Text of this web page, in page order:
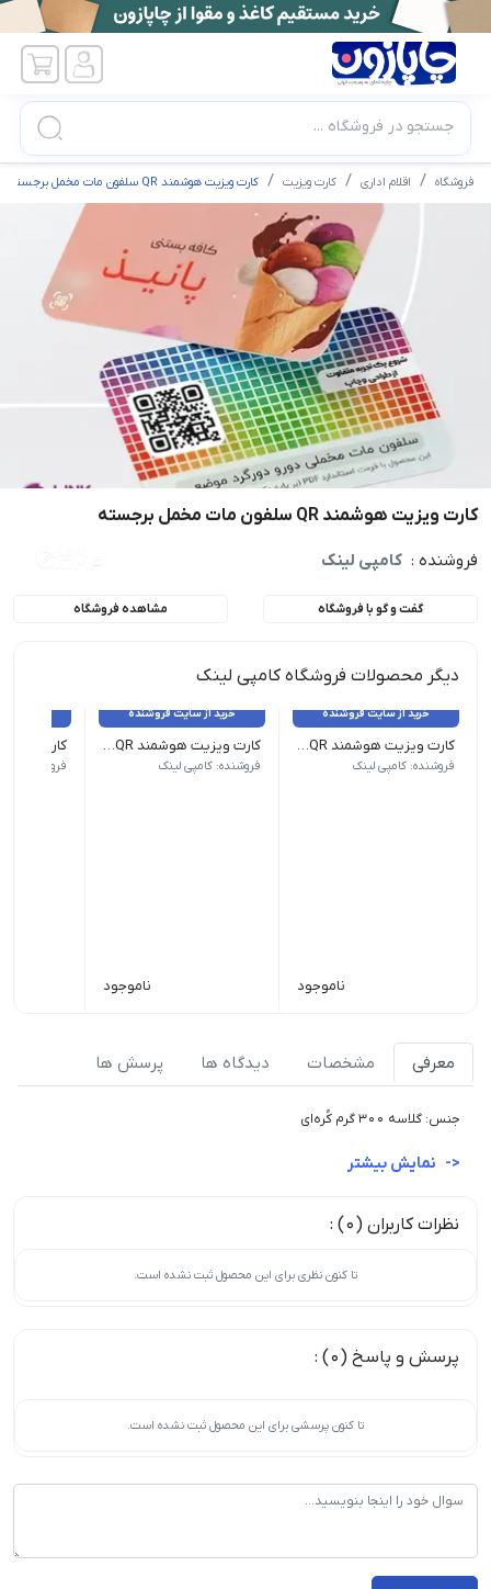
جستجو در فروشگاه ...
فروشگاه اقلام اداری کارت ویزیت کارت ویزیت هوشمند QR سلفون مات مخمل برجسته
کارت ویزیت هوشمند QR سلفون مات مخمل برجسته
فروشنده : کامپی لینک
گفت و گو با فروشگاه مشاهده فروشگاه
دیگر محصولات فروشگاه کامپی لینک
خرید از سایت فروشنده
کارت ویزیت هوشمند QR سلفون مات مخمل برجسته جنس: گلاسه 300 گرم کُره‌ای
فروشنده: کامپی لینک
ناموجود
خرید از سایت فروشنده
کارت ویزیت هوشمند QR _ پی‌وی‌سی 500 میکرون شیشه‌ای جنس: 500 میکرون PVC
فروشنده: کامپی لینک
ناموجود
جنس: 500 میکرون PVC
فروشنده:
معرفی مشخصات دیدگاه ها پرسش ها
جنس: گلاسه 300 گرم کُره‌ای
نظرات کاربران (0) :
تا کنون نظری برای این محصول ثبت نشده است.
پرسش و پاسخ (0) :
تا کنون پرسشی برای این محصول ثبت نشده است.